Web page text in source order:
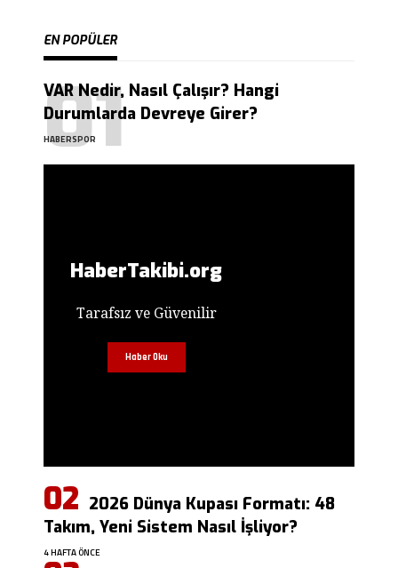
EN POPÜLER
VAR Nedir, Nasıl Çalışır? Hangi
Durumlarda Devreye Girer?
HABERSPOR
HaberTakibi.org
Tarafsız ve Güvenilir
Haber Oku
2026 Dünya Kupası Formatı: 48
Takım, Yeni Sistem Nasıl İşliyor?
4 HAFTA ÖNCE